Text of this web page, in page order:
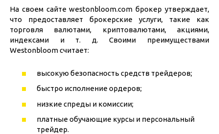
На своем сайте westonbloom.com брокер утверждает,
что предоставляет брокерские услуги, такие как
торговля валютами, криптовалютами, акциями,
индексами и т. д. Своими преимуществами
Westonbloom считает:
высокую безопасность средств трейдеров;
быстро исполнение ордеров;
низкие спреды и комиссии;
платные обучающие курсы и персональный
трейдер.